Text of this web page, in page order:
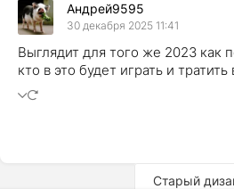
Андрей9595
30 декабря 2025 11:41
Выглядит для того же 2023 как
кто в это будет играть и тратить
Старый